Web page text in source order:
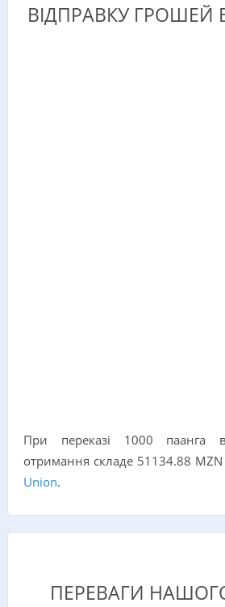
ВІДПРАВКУ ГРОШЕЙ
При переказі 1000 паанга
отримання складе 51134.88
Union.
ПЕРЕВАГИ